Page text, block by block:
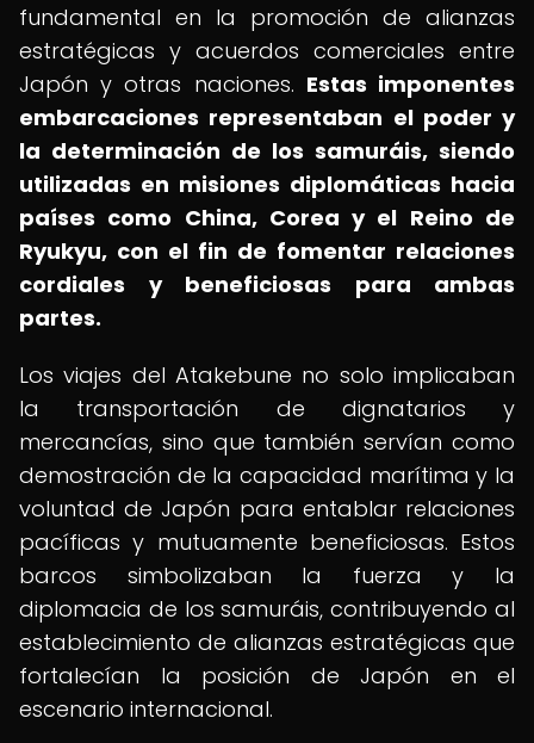
fundamental en la promoción de alianzas
estratégicas y acuerdos comerciales entre
Japón y otras naciones. Estas imponentes
embarcaciones representaban el poder y
la determinación de los samuráis, siendo
utilizadas en misiones diplomáticas hacia
países como China, Corea y el Reino de
Ryukyu, con el fin de fomentar relaciones
cordiales y beneficiosas para ambas
partes.
Los viajes del Atakebune no solo implicaban
la transportación de dignatarios y
mercancías, sino que también servían como
demostración de la capacidad marítima y la
voluntad de Japón para entablar relaciones
pacíficas y mutuamente beneficiosas. Estos
barcos simbolizaban la fuerza y la
diplomacia de los samuráis, contribuyendo al
establecimiento de alianzas estratégicas que
fortalecían la posición de Japón en el
escenario internacional.